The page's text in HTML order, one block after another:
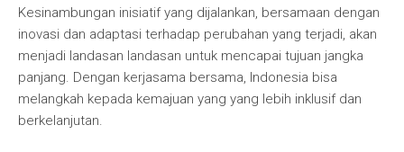
Kesinambungan inisiatif yang dijalankan, bersamaan dengan
inovasi dan adaptasi terhadap perubahan yang terjadi, akan
menjadi landasan landasan untuk mencapai tujuan jangka
panjang. Dengan kerjasama bersama, Indonesia bisa
melangkah kepada kemajuan yang yang lebih inklusif dan
berkelanjutan.